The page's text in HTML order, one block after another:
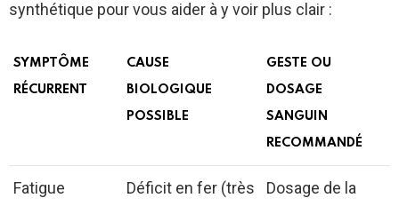
synthétique pour vous aider à y voir plus clair :
SYMPTÔME
RÉCURRENT
CAUSE
BIOLOGIQUE
POSSIBLE
GESTE OU
DOSAGE
SANGUIN
RECOMMANDÉ
Fatigue
Déficit en fer (très
Dosage de la